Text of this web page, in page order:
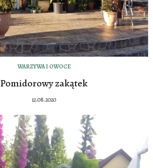
WARZYWA I OWOCE
Pomidorowy zakątek
12.08.2020